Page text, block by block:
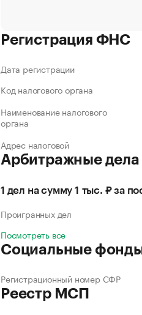
Регистрация ФНС
Дата регистрации
Код налогового органа
Наименование налогового
органа
Адрес налоговой
Арбитражные дела
1 дел на сумму 1 тыс. ₽ за
Проигранных дел
Посмотреть все
Социальные
Регистрационный номер СФР
Реестр МСП